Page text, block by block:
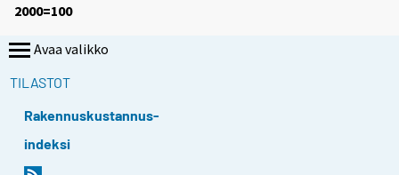
2000=100
Avaa valikko
TILASTOT
Rakennuskustannus-
indeksi